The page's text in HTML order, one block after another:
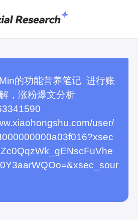
的功能营养笔记  进行账
，涨粉爆文分析
user/